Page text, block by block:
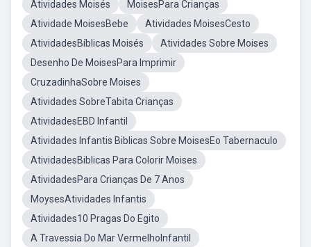
Atividades Moisés
MoisesPara Crianças
Atividade MoisesBebe
Atividades MoisesCesto
AtividadesBíblicas Moisés
Atividades Sobre Moises
Desenho De MoisesPara Imprimir
CruzadinhaSobre Moises
Atividades SobreTabita Crianças
AtividadesEBD Infantil
Atividades Infantis Biblicas Sobre MoisesEo Tabernaculo
AtividadesBiblicas Para Colorir Moises
AtividadesPara Crianças De 7 Anos
MoysesAtividades Infantis
Atividades10 Pragas Do Egito
A Travessia Do Mar VermelhoInfantil